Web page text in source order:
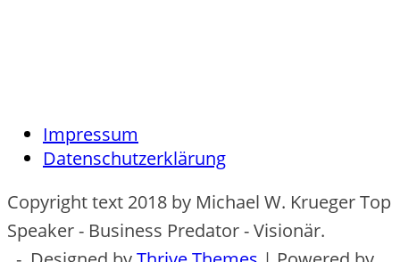
Impressum
Datenschutzerklärung
Copyright text 2018 by Michael W. Krueger Top
Speaker - Business Predator - Visionär.